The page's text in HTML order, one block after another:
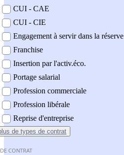
CUI - CAE
CUI - CIE
Engagement à servir dans la réserve
Franchise
Insertion par l'activ.éco.
Portage salarial
Profession commerciale
Profession libérale
Reprise d'entreprise
de types de contrat
CONTRAT